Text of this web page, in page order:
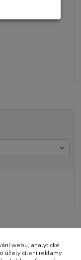
webu, analytické
účely cílení reklamy